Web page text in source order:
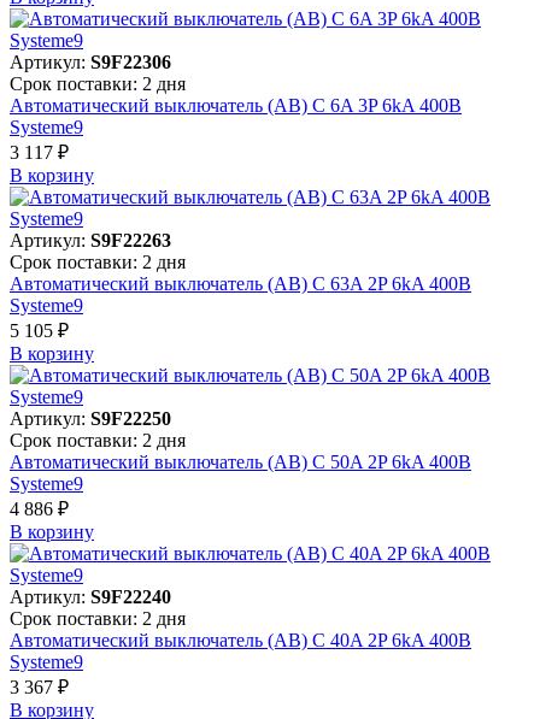
Артикул: S9F22306
Срок поставки: 2 дня
Автоматический выключатель (АВ) C 6A 3P 6kA 400В
Systeme9
3 117 ₽
В корзинy
Артикул: S9F22263
Срок поставки: 2 дня
Автоматический выключатель (АВ) C 63A 2P 6kA 400В
Systeme9
5 105 ₽
В корзинy
Артикул: S9F22250
Срок поставки: 2 дня
Автоматический выключатель (АВ) C 50A 2P 6kA 400В
Systeme9
4 886 ₽
В корзинy
Артикул: S9F22240
Срок поставки: 2 дня
Автоматический выключатель (АВ) C 40A 2P 6kA 400В
Systeme9
3 367 ₽
В корзинy